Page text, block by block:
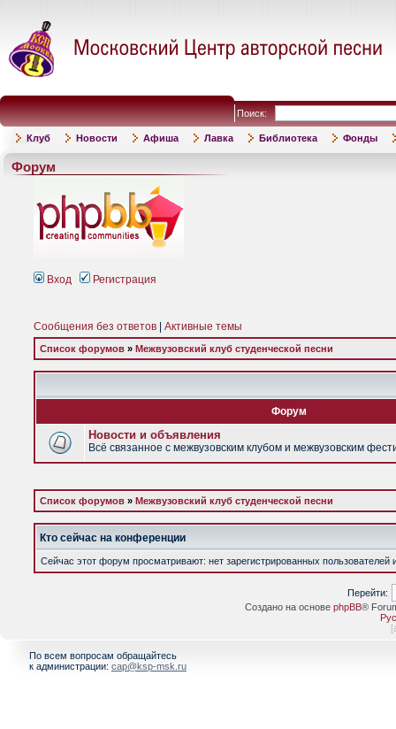
Поиск:
Клуб Новости Афиша Лавка Библиотека Фонды
Форум
Вход Регистрация
Сообщения без ответов Активные темы
Список форумов » Межвузовский клуб студенческой песни
Форум
Новости и объявления
Всё связанное с межвузовским клубом и межвузовским
Список форумов » Межвузовский клуб студенческой песни
Кто сейчас на конференции
Сейчас этот форум просматривают: нет зарегистрированных пользователей
Перейти:
Создано на основе phpBB®
[
По всем вопросам обращайтесь
к администрации: cap@ksp-msk.ru